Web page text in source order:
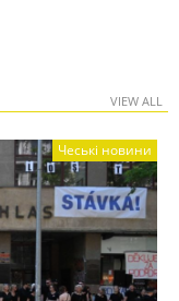
VIEW ALL
Чеські новини